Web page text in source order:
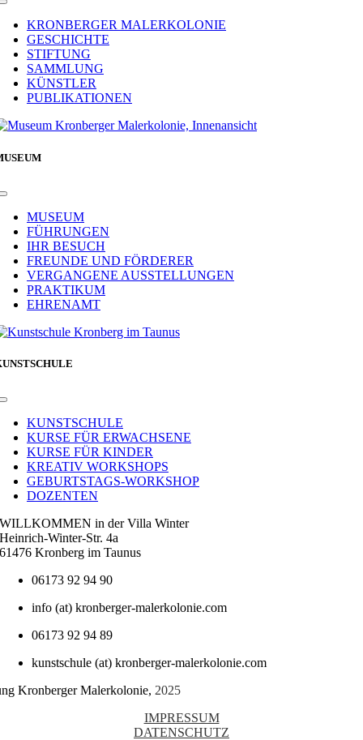
Toggle
NavigationKRONBERGER MALERKOLONIE
GESCHICHTE
STIFTUNG
SAMMLUNG
KÜNSTLER
PUBLIKATIONEN
Toggle
NavigationMUSEUM
FÜHRUNGEN
IHR BESUCH
FREUNDE UND FÖRDERER
VERGANGENE AUSSTELLUNGEN
PRAKTIKUM
EHRENAMT
Toggle
NavigationKUNSTSCHULE
KURSE FÜR ERWACHSENE
KURSE FÜR KINDER
KREATIV WORKSHOPS
GEBURTSTAGS-WORKSHOP
DOZENTEN
WILLKOMMEN in der Villa Winter
Heinrich-Winter-Str. 4a
61476 Kronberg im Taunus
06173 92 94 90
info (at) kronberger-malerkolonie.com
06173 92 94 89
kunstschule (at) kronberger-malerkolonie.com
Kronberger Malerkolonie, 2025
IMPRESSUM
DATENSCHUTZ